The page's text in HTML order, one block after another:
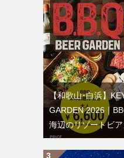
【和歌山･白浜】
GARDEN 2026｜
海辺のリゾートビ